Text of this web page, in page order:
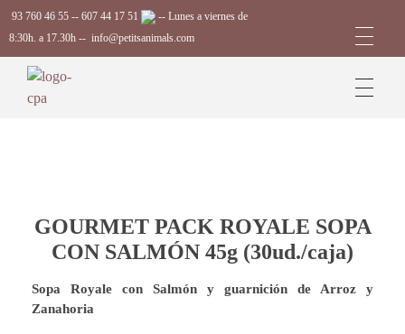
93 760 46 55 -- 607 44 17 51
-- Lunes a viernes de
8:30h. a 17.30h -- info@petitsanimals.com
GOURMET PACK ROYALE SOPA
CON SALMÓN 45g (30ud./caja)
Sopa Royale con Salmón y guarnición de Arroz y
Zanahoria